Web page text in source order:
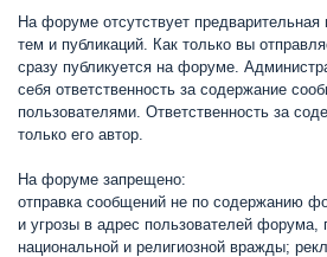
На форуме отсутствует предварительная
тем и публикаций. Как только вы
сразу публикуется на форуме.
себя ответственность за содержание
пользователями. Ответственность за
только его автор.
На форуме запрещено:
отправка сообщений не по содержанию
и угрозы в адрес пользователей форума,
национальной и религиозной вражды;